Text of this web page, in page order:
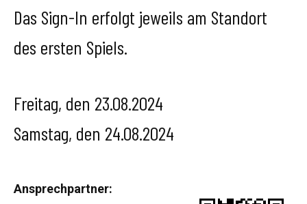
Das Sign-In erfolgt jeweils am Standort
des ersten Spiels.
Freitag, den 23.08.2024
Samstag, den 24.08.2024
Ansprechpartner: